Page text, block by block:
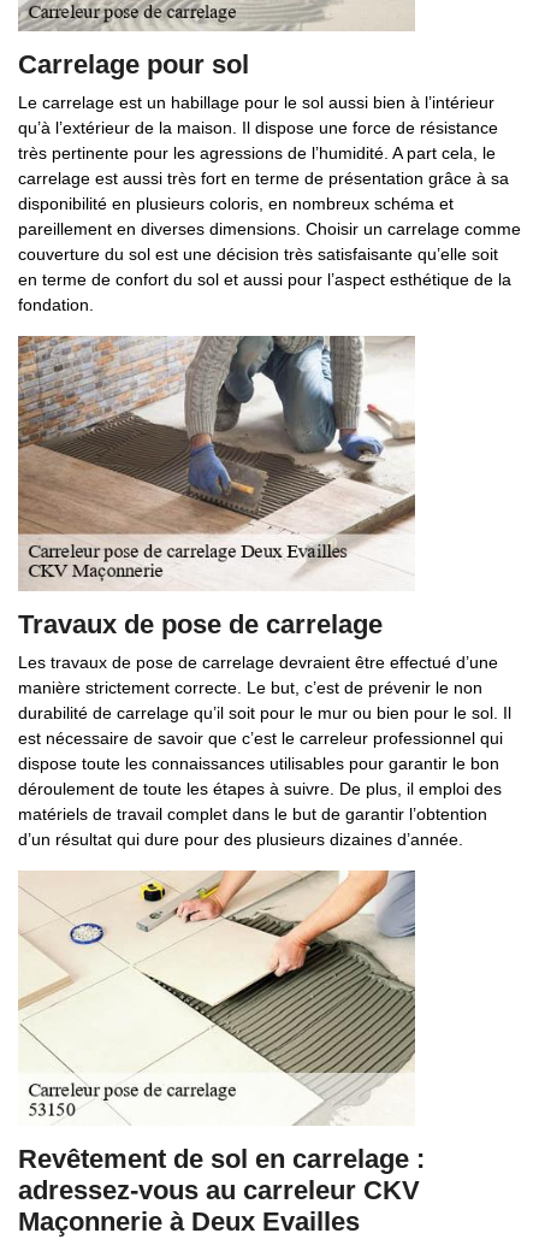
Carrelage pour sol
Le carrelage est un habillage pour le sol aussi bien à l’intérieur
qu’à l’extérieur de la maison. Il dispose une force de résistance
très pertinente pour les agressions de l’humidité. A part cela, le
carrelage est aussi très fort en terme de présentation grâce à sa
disponibilité en plusieurs coloris, en nombreux schéma et
pareillement en diverses dimensions. Choisir un carrelage comme
couverture du sol est une décision très satisfaisante qu’elle soit
en terme de confort du sol et aussi pour l’aspect esthétique de la
fondation.
Travaux de pose de carrelage
Les travaux de pose de carrelage devraient être effectué d’une
manière strictement correcte. Le but, c’est de prévenir le non
durabilité de carrelage qu’il soit pour le mur ou bien pour le sol. Il
est nécessaire de savoir que c’est le carreleur professionnel qui
dispose toute les connaissances utilisables pour garantir le bon
déroulement de toute les étapes à suivre. De plus, il emploi des
matériels de travail complet dans le but de garantir l’obtention
d’un résultat qui dure pour des plusieurs dizaines d’année.
Revêtement de sol en carrelage :
adressez-vous au carreleur CKV
Maçonnerie à Deux Evailles